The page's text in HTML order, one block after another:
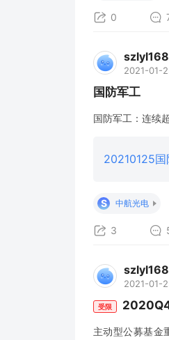
0
szlyl168
2021-01-
国防军工
国防军工：连续
20210125
S 中航光电
3
szlyl168
2021-01-
受限
主动型公募基金